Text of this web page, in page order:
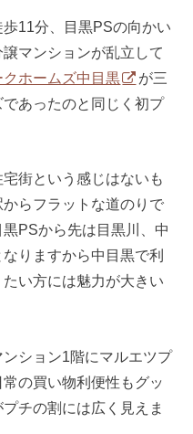
11分、目黒PSの向かい
マンションが乱立して
クホームズ中目黒
が三
あったのと同じく初プ
街という感じはないも
らフラットな道のりで
PSから先は目黒川、中
りますから中目黒で利
い方には魅力が大きい
ション1階にマルエツプ
の買い物利便性もグッ
チの割には広く見えま